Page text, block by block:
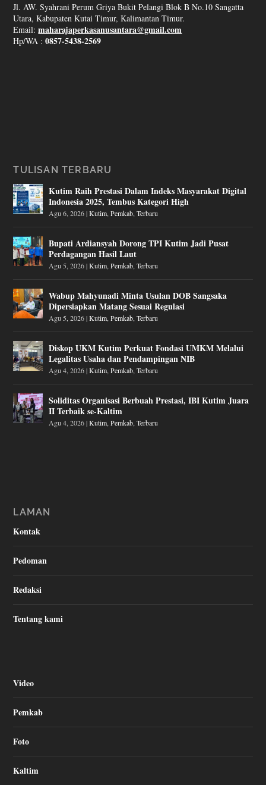
Jl. AW. Syahrani Perum Griya Bukit Pelangi Blok B No.10 Sangatta
Utara, Kabupaten Kutai Timur, Kalimantan Timur.
Email:maharajaperkasanusantara@gmail.com
Hp/WA :0857-5438-2569
TULISAN TERBARU
Kutim Raih Prestasi Dalam Indeks Masyarakat Digital
Indonesia 2025, Tembus Kategori High
Agu 6, 2026|Kutim ,Pemkab ,Terbaru
Bupati Ardiansyah Dorong TPI Kutim Jadi Pusat
Perdagangan Hasil Laut
Agu 5, 2026|Kutim ,Pemkab ,Terbaru
Wabup Mahyunadi Minta Usulan DOB Sangsaka
Dipersiapkan Matang Sesuai Regulasi
Agu 5, 2026|Kutim ,Pemkab ,Terbaru
Diskop UKM Kutim Perkuat Fondasi UMKM Melalui
Legalitas Usaha dan Pendampingan NIB
Agu 4, 2026|Kutim ,Pemkab ,Terbaru
Soliditas Organisasi Berbuah Prestasi, IBI Kutim Juara
II Terbaik se-Kaltim
Agu 4, 2026|Kutim ,Pemkab ,Terbaru
LAMAN
Kontak
Pedoman
Redaksi
Tentang kami
Video
Pemkab
Foto
Kaltim